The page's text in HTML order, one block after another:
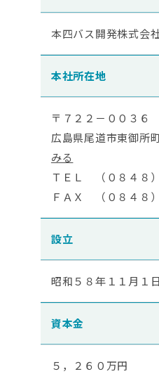
本四バス開発株式会
本社所在地
〒７２２－００３６
広島県尾道市東御所
みる
ＴＥＬ （０８４８
ＦＡＸ （０８４８
設立
昭和５８年１１月１日
資本金
５，２６０万円